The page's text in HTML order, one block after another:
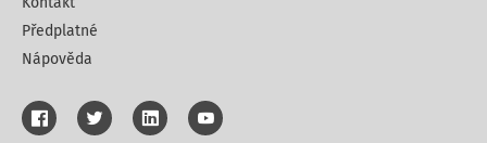
Předplatné
Nápověda